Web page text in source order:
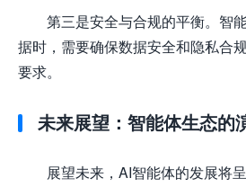
第三是安全与合规的平衡。智
据时，需要确保数据安全和隐私合
要求。
未来展望：智能体生态的
展望未来，AI智能体的发展将